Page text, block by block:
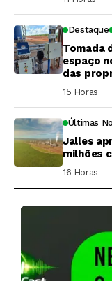
Destaque
Tomada
espaço
das
15 Horas ⁮
Últimas
Jalles
milhões
16 Horas ⁮